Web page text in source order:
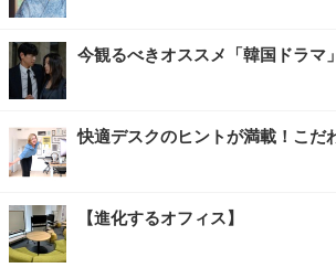
今観るべきオススメ「韓国ドラマ」
快適デスクのヒントが満載！こだ
【進化するオフィス】